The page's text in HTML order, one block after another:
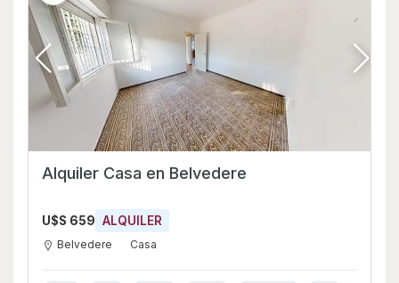
Alquiler Casa en Belvedere
U$S 659 ALQUILER
Belvedere Casa